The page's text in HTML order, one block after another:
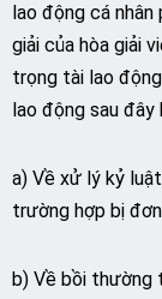
lao động cá
giải của hòa giải
trọng tài lao
lao động sau đây
a) Về xử lý kỷ
trường hợp bị
b) Về bồi thường